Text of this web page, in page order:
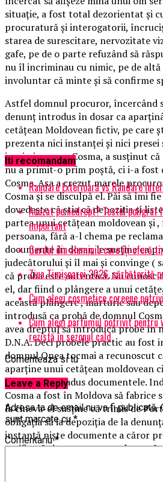
situație, a fost total dezorientat și
procuratură și interogatorii,
starea de surescitare, nervozitate
gafe, pe de o parte refuzând să
nu îl incriminau cu nimic, pe de altă
involuntar că minte și să confirme
Astfel domnul procuror, încercând
denunț introdus în dosar ca
cetățean Moldovean fictiv, pe care
prezenta nici instanței și nici
incrimineze pe Cosma, a susținut
nu a primit-o prim poștă, ci i-a fost
Cosma. Așa a crezut marele
Cosma și se disculpă el. Păi să îmi
dovedește că știa că depoziția și
partea unui cetățean moldovean și ,
persoana, fără a-l chema pe
documente în dosar, le susține ca
judecătorului și îl mai și convinge (
că proba este autentică. Nu cunosc
el, dar fiind o plângere a unui
această plângere , mărturie sau
introdusă ca probă de domnul
avea dreptul să introducă probe în
D.N.A. Deci probele practic au fost
domnul Onea tocmai a recunoscut
aparține unui cetățean moldovean
recunoaște, a adus documentele.
Cosma a fost în Moldova să fabrice
la cineva-el susține că trimis de
obligația să ia depoziția de la
instanță niște documente a căror
verificată și un martor sau
discutat. Chiar și numai asta este
incrimina pe domnul Onea și
Iti recomandam
Randare Exterioară vs Randare
Acuzat pe nedrept? Testul poligraf
important
Gardul din aluminiu care îți oferă
Ziua Timișoarei 2026, sărbătorită
Cum alegi cosmetice coreene
Cum alegi parfumul potrivit pentru
rezistă în sezonul cald
Comenteaza si tu
Leave a Reply
Adresa ta de email nu va fi publicată.
sunt marcate cu*
Comentariu*